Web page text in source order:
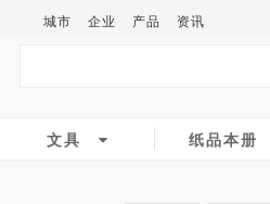
城市 企业 产品 资讯
文具 纸品本册